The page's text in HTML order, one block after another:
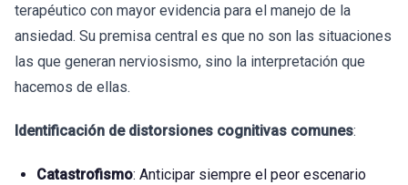
terapéutico con mayor evidencia para el manejo de la
ansiedad. Su premisa central es que no son las situaciones
las que generan nerviosismo, sino la interpretación que
hacemos de ellas.
Identificación de distorsiones cognitivas comunes:
Catastrofismo: Anticipar siempre el peor escenario